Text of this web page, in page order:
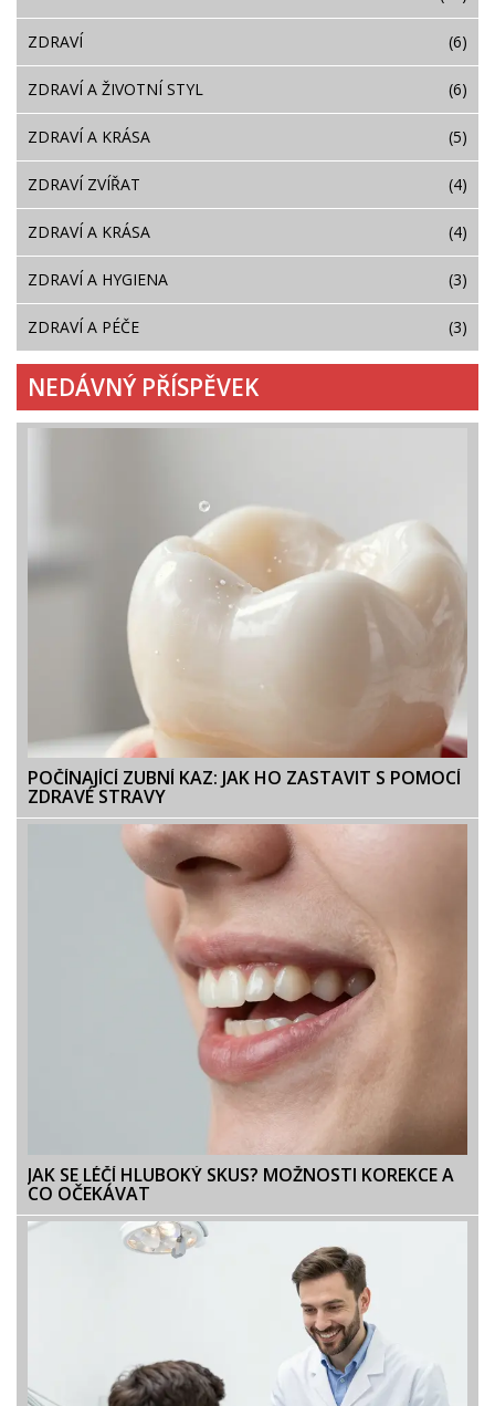
ZDRAVÍ (6)
ZDRAVÍ A ŽIVOTNÍ STYL (6)
ZDRAVÍ A KRÁSA (5)
ZDRAVÍ ZVÍŘAT (4)
ZDRAVÍ A KRÁSA (4)
ZDRAVÍ A HYGIENA (3)
ZDRAVÍ A PÉČE (3)
NEDÁVNÝ PŘÍSPĚVEK
POČÍNAJÍCÍ ZUBNÍ KAZ: JAK HO ZASTAVIT S POMOCÍ
ZDRAVÉ STRAVY
JAK SE LÉČÍ HLUBOKÝ SKUS? MOŽNOSTI KOREKCE A
CO OČEKÁVAT